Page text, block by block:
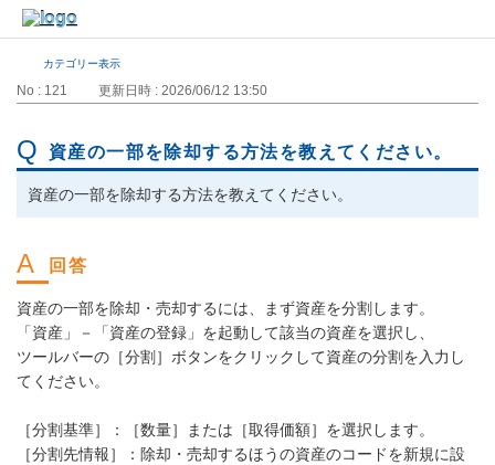
カテゴリー表示
No : 121 更新日時 : 2026/06/12 13:50
資産の一部を除却する方法を教えてください。
資産の一部を除却する方法を教えてください。
資産の一部を除却・売却するには、まず資産を分割します。
「資産」－「資産の登録」を起動して該当の資産を選択し、
ツールバーの［分割］ボタンをクリックして資産の分割を入力し
てください。
［分割基準］：［数量］または［取得価額］を選択します。
［分割先情報］：除却・売却するほうの資産のコードを新規に設